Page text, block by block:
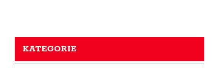
KATEGORIE